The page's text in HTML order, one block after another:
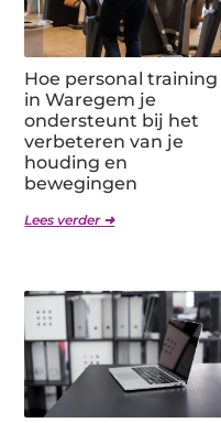
Hoe personal training
in Waregem je
ondersteunt bij het
verbeteren van je
houding en
bewegingen
Lees verder ➜